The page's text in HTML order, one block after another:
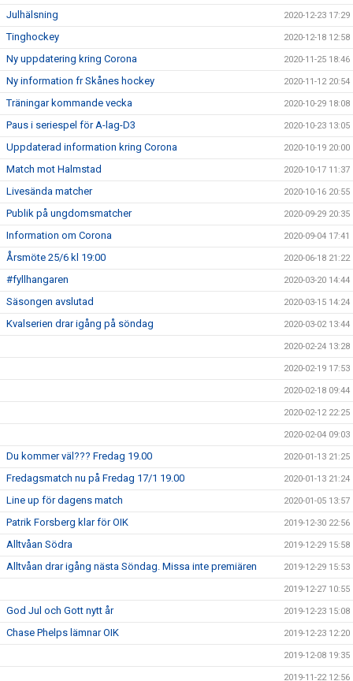
Julhälsning 2020-12-23 17:29
Tinghockey 2020-12-18 12:58
Ny uppdatering kring Corona 2020-11-25 18:46
Ny information fr Skånes hockey 2020-11-12 20:54
Träningar kommande vecka 2020-10-29 18:08
Paus i seriespel för A-lag-D3 2020-10-23 13:05
Uppdaterad information kring Corona 2020-10-19 20:00
Match mot Halmstad 2020-10-17 11:37
Livesända matcher 2020-10-16 20:55
Publik på ungdomsmatcher 2020-09-29 20:35
Information om Corona 2020-09-04 17:41
Årsmöte 25/6 kl 19:00 2020-06-18 21:22
#fyllhangaren 2020-03-20 14:44
Säsongen avslutad 2020-03-15 14:24
Kvalserien drar igång på söndag 2020-03-02 13:44
2020-02-24 13:28
2020-02-19 17:53
2020-02-18 09:44
2020-02-12 22:25
2020-02-04 09:03
Du kommer väl??? Fredag 19.00 2020-01-13 21:25
Fredagsmatch nu på Fredag 17/1 19.00 2020-01-13 21:24
Line up för dagens match 2020-01-05 13:57
Patrik Forsberg klar för OIK 2019-12-30 22:56
Alltvåan Södra 2019-12-29 15:58
Alltvåan drar igång nästa Söndag. Missa inte premiären 2019-12-29 15:53
2019-12-27 10:55
God Jul och Gott nytt år 2019-12-23 15:08
Chase Phelps lämnar OIK 2019-12-23 12:20
2019-12-08 19:35
2019-11-22 12:56